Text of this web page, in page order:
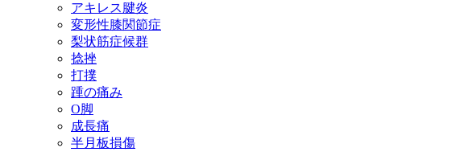
アキレス腱炎
変形性膝関節症
梨状筋症候群
捻挫
打撲
踵の痛み
O脚
成長痛
半月板損傷